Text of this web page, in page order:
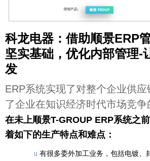
科龙电器：借助顺景ERP
坚实基础，优化内部管理-
发
ERP系统实现了对整个企业供
了企业在知识经济时代市场竞争
在未上顺景T-GROUP ERP系统之
着如下的生产特点和难点：
u 有很多委外加工业务，包括电镀、